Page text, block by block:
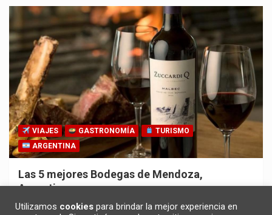
VIAJES GASTRONOMÍA
TURISMO
ARGENTINA
Las 5 mejores Bodegas de Mendoza,
Argentina
30/10/2025 Redacción
Utilizamos cookies para brindar la mejor experiencia en